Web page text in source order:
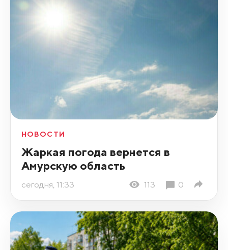
НОВОСТИ
Жаркая погода вернется в
Амурскую область
сегодня, 11:33 113 0